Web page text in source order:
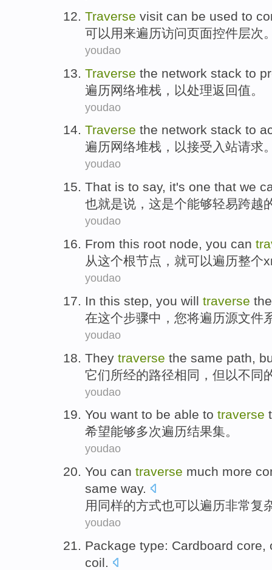
Traverse visit can be used to
可以用来遍历访问页面控件层次
youdao
Traverse the network stack to
遍 历网络堆栈 ， 以处理返回值 。
youdao
Traverse the network stack to
遍历网络堆栈 ， 以接受 入站请求
youdao
That is to say, it's one that we
也就是说 ， 这是个能够轻易跨越
youdao
From this root node, you can
从这个根节点 ， 就可以遍历整个
youdao
In this step, you will traverse the
在这个步骤中， 您将遍历源文件
youdao
They traverse the same path
它们所经的路径相同 ， 但以不同
youdao
You want to be able to traverse
希望能够多次遍历结果集。
youdao
You can traverse much more
same way.
用 同样的方式也可以遍历非常复
youdao
Package type: Cardboard core,
coil.